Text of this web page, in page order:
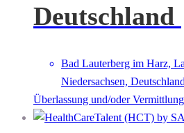
Deutschland
Bad Lauterberg im Harz,
Niedersachsen, Deutschland
Überlassung und/oder Vermittlung